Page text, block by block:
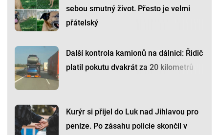
sebou smutný život. Přesto je velmi
přátelský
Další kontrola kamionů na dálnici: Řidič
platil pokutu dvakrát za 20 kilometrů
Kurýr si přijel do Luk nad Jihlavou pro
peníze. Po zásahu policie skončil v